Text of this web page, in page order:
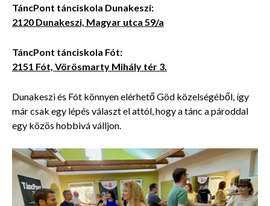
TáncPont tánciskola Dunakeszi:
2120 Dunakeszi, Magyar utca 59/a
TáncPont tánciskola Fót:
2151 Fót, Vörösmarty Mihály tér 3.
Dunakeszi és Fót könnyen elérhető Göd közelségéből, így
már csak egy lépés választ el attól, hogy a tánc a pároddal
egy közös hobbivá válljon.